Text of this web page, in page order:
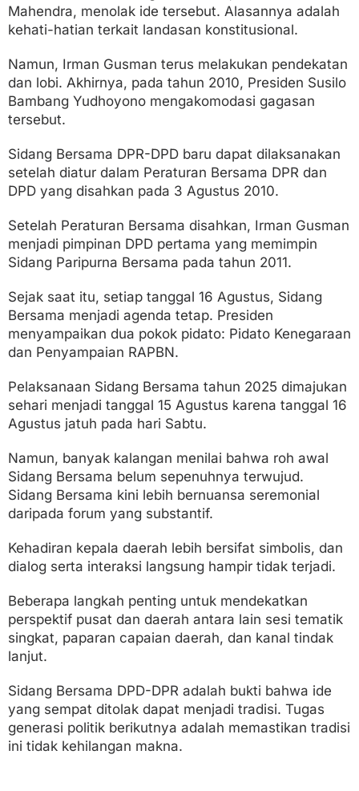
Mahendra, menolak ide tersebut. Alasannya adalah
kehati-hatian terkait landasan konstitusional.
Namun, Irman Gusman terus melakukan pendekatan
dan lobi. Akhirnya, pada tahun 2010, Presiden Susilo
Bambang Yudhoyono mengakomodasi gagasan
tersebut.
Sidang Bersama DPR-DPD baru dapat dilaksanakan
setelah diatur dalam Peraturan Bersama DPR dan
DPD yang disahkan pada 3 Agustus 2010.
Setelah Peraturan Bersama disahkan, Irman Gusman
menjadi pimpinan DPD pertama yang memimpin
Sidang Paripurna Bersama pada tahun 2011.
Sejak saat itu, setiap tanggal 16 Agustus, Sidang
Bersama menjadi agenda tetap. Presiden
menyampaikan dua pokok pidato: Pidato Kenegaraan
dan Penyampaian RAPBN.
Pelaksanaan Sidang Bersama tahun 2025 dimajukan
sehari menjadi tanggal 15 Agustus karena tanggal 16
Agustus jatuh pada hari Sabtu.
Namun, banyak kalangan menilai bahwa roh awal
Sidang Bersama belum sepenuhnya terwujud.
Sidang Bersama kini lebih bernuansa seremonial
daripada forum yang substantif.
Kehadiran kepala daerah lebih bersifat simbolis, dan
dialog serta interaksi langsung hampir tidak terjadi.
Beberapa langkah penting untuk mendekatkan
perspektif pusat dan daerah antara lain sesi tematik
singkat, paparan capaian daerah, dan kanal tindak
lanjut.
Sidang Bersama DPD-DPR adalah bukti bahwa ide
yang sempat ditolak dapat menjadi tradisi. Tugas
generasi politik berikutnya adalah memastikan tradisi
ini tidak kehilangan makna.